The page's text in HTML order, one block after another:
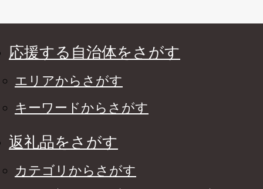
応援する自治体をさがす
エリアからさがす
キーワードからさがす
返礼品をさがす
カテゴリからさがす